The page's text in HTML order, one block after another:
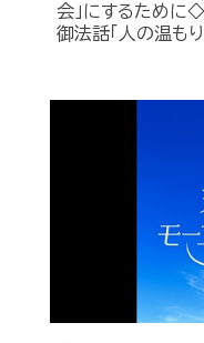
会」にするために
御法話「人の温も